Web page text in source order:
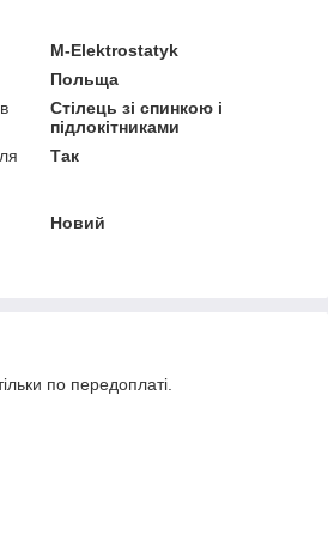
M-Elektrostatyk
Польща
Стілець зі спинкою і
підлокітниками
Так
Новий
по передоплаті.